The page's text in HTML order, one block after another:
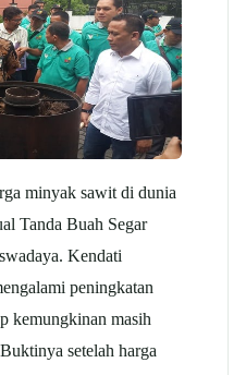
minyak sawit di dunia
Tanda Buah Segar
Kendati
peningkatan
kemungkinan masih
setelah harga